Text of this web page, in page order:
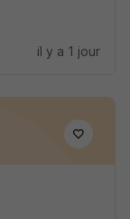
il y a 1 jour